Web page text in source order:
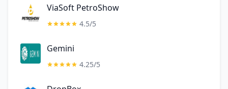
ViaSoft PetroShow
4.5/5
Gemini
4.25/5